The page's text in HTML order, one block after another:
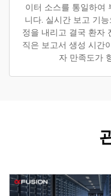
이터 소스를 통일하여
니다. 실시간 보고 기
정을 내리고 결국 환자
직은 보고서 생성 시간
자 만족도가